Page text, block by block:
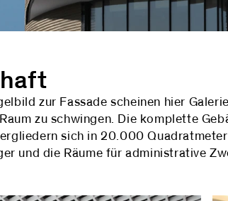
zur Fassade scheinen hier
zu schwingen. Die komplette
sich in 20.000
und die Räume für administrative